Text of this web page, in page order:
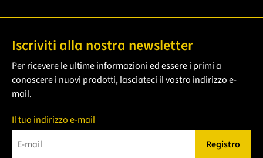
Iscriviti alla nostra newsletter
Per ricevere le ultime informazioni ed essere i primi a
conoscere i nuovi prodotti, lasciateci il vostro indirizzo e-
mail.
Il tuo indirizzo e-mail
Registro